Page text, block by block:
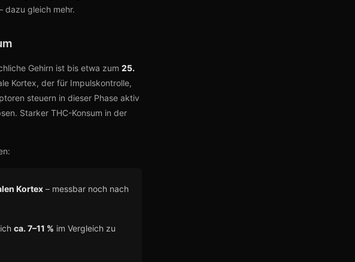
dazu gleich mehr.
Gehirn ist bis etwa zum 25.
Kortex, der für Impulskontrolle,
steuern in dieser Phase aktiv
Starker THC-Konsum in der
Kortex – messbar noch nach
ca. 7–11 % im Vergleich zu